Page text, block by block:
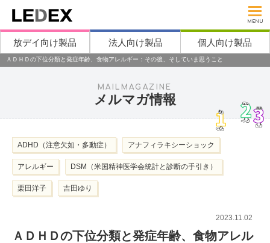
MENU
放デイ向け製品 法人向け製品 個人向け製品
ＡＤＨＤの下位分類と発症年齢、食物アレルギー：その後、そしていま思うこと
MAILMAGAZINE
メルマガ情報
ADHD（注意欠如・多動症） アナフィラキシーショック
アレルギー DSM（米国精神医学会統計と診断の手引き）
栗田洋子 吉田ゆり
2023.11.02
ＡＤＨＤの下位分類と発症年齢、食物アレル